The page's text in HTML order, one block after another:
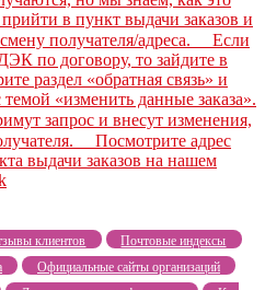
в пункт выдачи заказов и
получателя/адреса. ⠀ Если
по договору, то зайдите в
раздел «обратная связь» и
«изменить данные заказа».
запрос и внесут изменения,
⠀ Посмотрите адрес
выдачи заказов на нашем
клиентов
Почтовые индексы
Официальные сайты организаций